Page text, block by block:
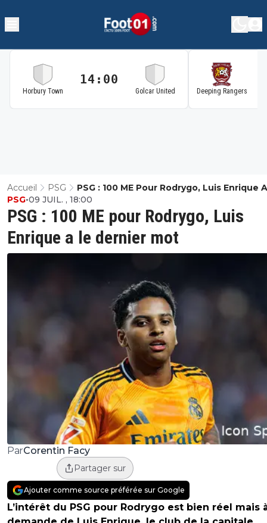
Horbury Town
14:00
Golcar United Deeping Rangers
Accueil PSG
PSG : 100 ME Pour Rodrygo, Luis Enrique
Dernier Mot
PSG : 100 ME pour Rodrygo, Luis
Enrique a le dernier mot
PSG•09 JUIL. , 18:00
ParCorentin Facy
Partager sur
Ajouter comme source préférée sur Google
L’intérêt du PSG pour Rodrygo est bien réel mais